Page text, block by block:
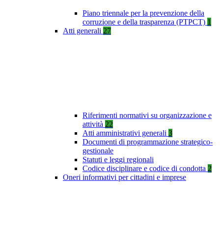
Piano triennale per la prevenzione della
corruzione e della trasparenza (PTPCT) 1
Atti generali 27
Riferimenti normativi su organizzazione e
attività 22
Atti amministrativi generali 3
Documenti di programmazione strategico-
gestionale
Statuti e leggi regionali
Codice disciplinare e codice di condotta 2
Oneri informativi per cittadini e imprese